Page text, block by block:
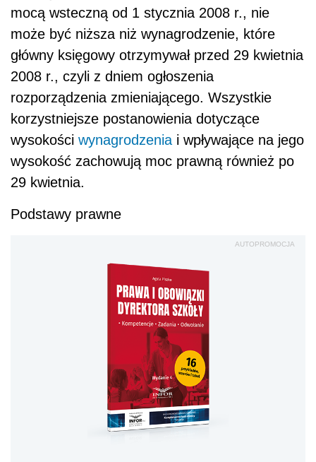
mocą wsteczną od 1 stycznia 2008 r., nie
może być niższa niż wynagrodzenie, które
główny księgowy otrzymywał przed 29 kwietnia
2008 r., czyli z dniem ogłoszenia
rozporządzenia zmieniającego. Wszystkie
korzystniejsze postanowienia dotyczące
wysokości wynagrodzenia i wpływające na jego
wysokość zachowują moc prawną również po
29 kwietnia.
Podstawy prawne
AUTOPROMOCJA